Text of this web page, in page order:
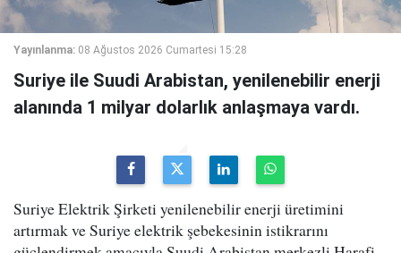
Yayınlanma: 08 Ağustos 2026 Cumartesi 15:28
Suriye ile Suudi Arabistan, yenilenebilir enerji
alanında 1 milyar dolarlık anlaşmaya vardı.
Suriye Elektrik Şirketi yenilenebilir enerji üretimini
artırmak ve Suriye elektrik şebekesinin istikrarını